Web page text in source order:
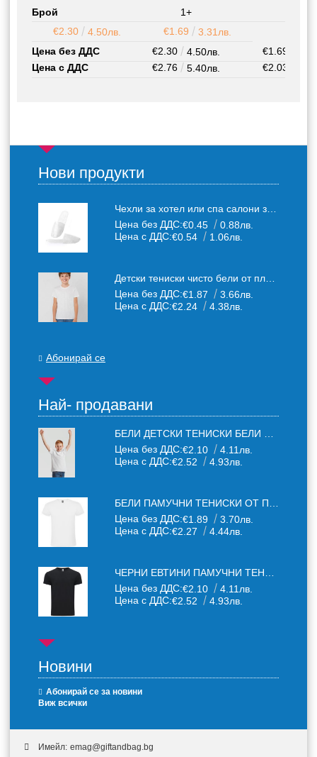
Брой 1+
€2.30
4.50лв. €1.69
3.31лв.
Цена без ДДС
€2.30 4.50лв. €1.69
Цена с ДДС
€2.76 5.40лв. €2.03
Нови продукти
Цена без ДДС:€0.45
0.88лв.
Цена с ДДС:€0.54 1.06лв.
Цена без ДДС:€1.87
3.66лв.
Цена с ДДС:€2.24 4.38лв.
Абонирай се
Най- продавани
Цена без ДДС:€2.10
4.11лв.
Цена с ДДС:€2.52 4.93лв.
Цена без ДДС:€1.89
3.70лв.
Цена с ДДС:€2.27 4.44лв.
Цена без ДДС:€2.10
4.11лв.
Цена с ДДС:€2.52 4.93лв.
Новини
Абонирай се за новини
Виж всички
Имейл: emag@giftandbag.bg